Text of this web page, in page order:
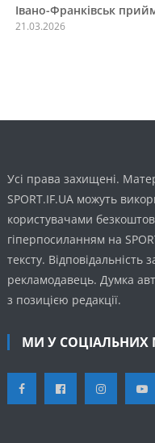
Івано-Франківськ
21.03.2026
Усі права захищені.
SPORT.IF.UA можуть
користувачами
гіперпосиланням на
тексту. Відповідальність
рекламодавець. Думка
з позицією редакції.
МИ У СОЦІАЛЬНИХ